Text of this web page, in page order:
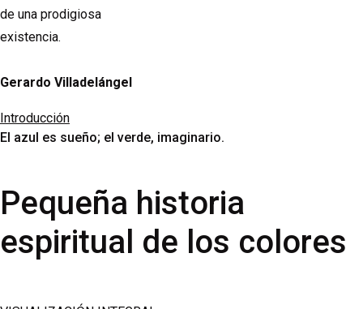
de una prodigiosa
existencia.
Gerardo Villadelángel
Introducción
El azul es sueño; el verde, imaginario.
Pequeña historia
espiritual de los colores